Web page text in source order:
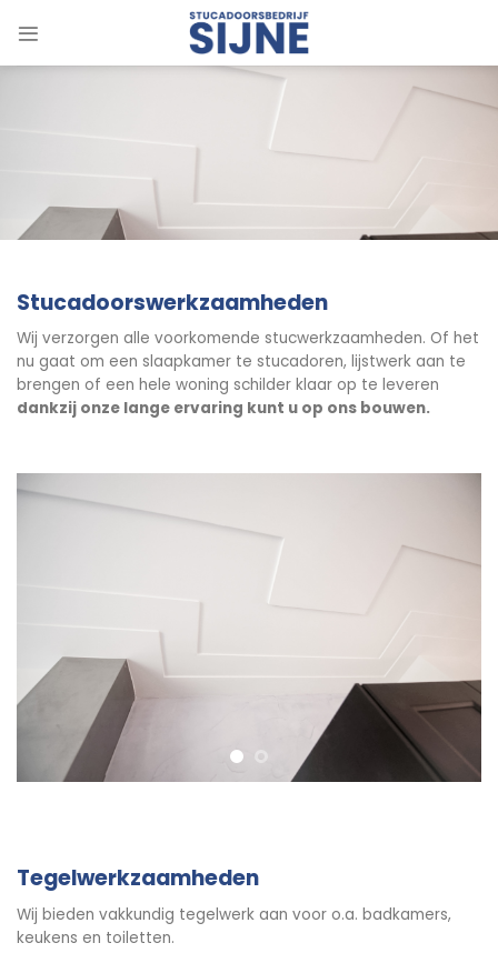
Stucadoorswerkzaamheden
Wij verzorgen alle voorkomende stucwerkzaamheden. Of het
nu gaat om een slaapkamer te stucadoren, lijstwerk aan te
brengen of een hele woning schilder klaar op te leveren
dankzij onze lange ervaring kunt u op ons bouwen.
Tegelwerkzaamheden
Wij bieden vakkundig tegelwerk aan voor o.a. badkamers,
keukens en toiletten.